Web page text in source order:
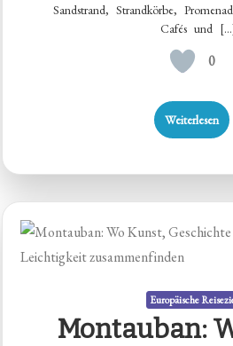
Sandstrand, Strandkörbe,
Cafés und
0
Weiterlesen
Europäische
Montauban: